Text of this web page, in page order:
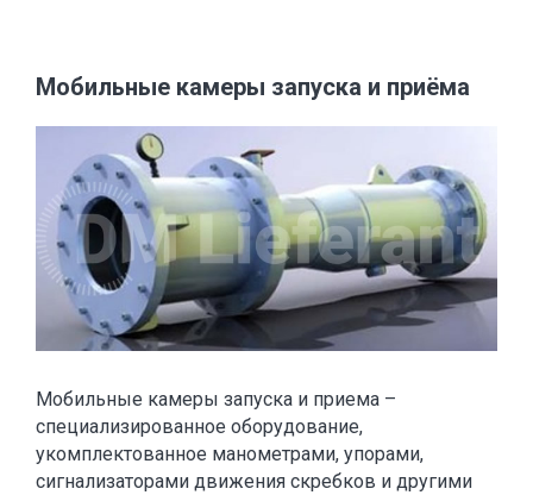
Мобильные камеры запуска и приёма
Мобильные камеры запуска и приема –
специализированное оборудование,
укомплектованное манометрами, упорами,
сигнализаторами движения скребков и другими